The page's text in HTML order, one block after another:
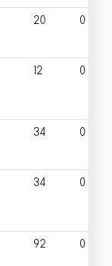
20 0
12 0
34 0
34 0
92 0